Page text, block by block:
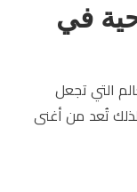
في
التي تجعل
تُعد من أغنى